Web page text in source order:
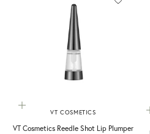
加入購物車
VT COSMETICS
VT Cosmetics Reedle Shot Lip Plumper